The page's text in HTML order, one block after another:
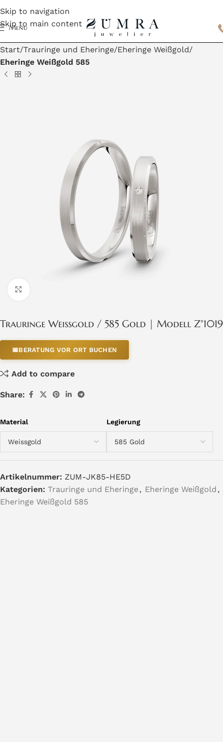
Skip to navigation
Skip to main content
Menu
Start Trauringe und Eheringe Eheringe Weißgold
Eheringe Weißgold 585
Trauringe Weissgold / 585 Gold | Modell Z°1019
📅BERATUNG VOR ORT BUCHEN
Add to compare
Share:
Material Legierung
Artikelnummer: ZUM-JK85-HE5D
Kategorien: Trauringe und Eheringe, Eheringe Weißgold ,
Eheringe Weißgold 585